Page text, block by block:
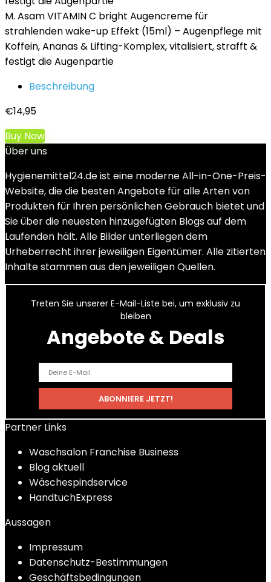
M. Asam VITAMIN C bright Augencreme für
strahlenden wake-up Effekt (15ml) – Augenpflege mit
Koffein, Ananas & Lifting-Komplex, vitalisiert, strafft &
festigt die Augenpartie
Beschreibung
€14,95
Buy Now
Über uns
Hygienemittel24.de ist eine moderne All-in-One-Preis-
Website, die die besten Angebote für alle Arten von
Produkten für Ihren persönlichen Gebrauch bietet und
Sie über die neuesten hinzugefügten Blogs auf dem
Laufenden hält. Alle Bilder unterliegen dem
Urheberrecht ihrer jeweiligen Eigentümer. Alle zitierten
Inhalte stammen aus den jeweiligen Quellen.
Treten Sie unserer E-Mail-Liste bei, um exklusiv zu
bleiben
Angebote & Deals
Partner Links
Waschsalon Franchise Business
Blog aktuell
Wäschespindservice
HandtuchExpress
Aussagen
Impressum
Datenschutz-Bestimmungen
Geschäftsbedingungen